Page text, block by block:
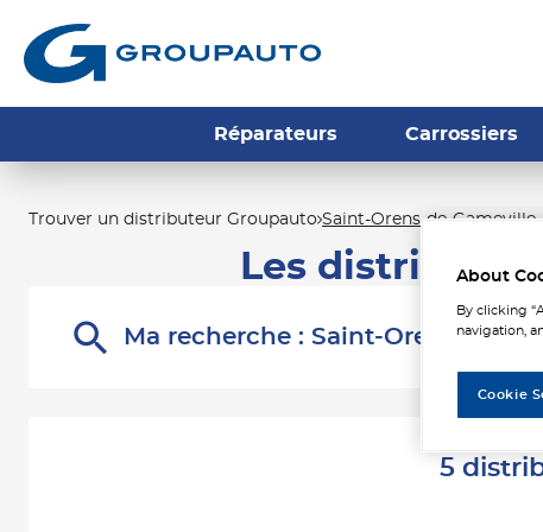
Réparateurs Carrossiers
Trouver un distributeur Groupauto Saint-Orens-de-Gameville
Les
Ma recherche : Saint-Orens-de-
5
About
By clicking
navigation,
Cookie